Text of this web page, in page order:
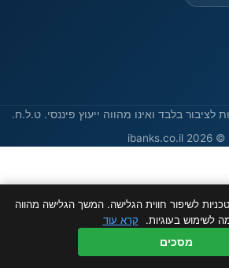
בלבד ואינו מהווה ייעוץ פיננסי. ט.ל.ח.
© 2026 ibanks.co.il
לשיפור חווית הגלישה. המשך הגלישה מהווה
לשימוש בעוגיות.
קרא עוד
מסכים